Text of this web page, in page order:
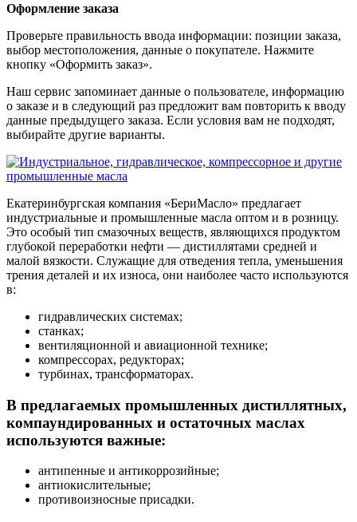
Оформление заказа
Проверьте правильность ввода информации: позиции заказа,
выбор местоположения, данные о покупателе. Нажмите
кнопку «Оформить заказ».
Наш сервис запоминает данные о пользователе, информацию
о заказе и в следующий раз предложит вам повторить к вводу
данные предыдущего заказа. Если условия вам не подходят,
выбирайте другие варианты.
Екатеринбургская компания «БериМасло» предлагает
индустриальные и промышленные масла оптом и в розницу.
Это особый тип смазочных веществ, являющихся продуктом
глубокой переработки нефти — дистиллятами средней и
малой вязкости. Служащие для отведения тепла, уменьшения
трения деталей и их износа, они наиболее часто используются
в:
гидравлических системах;
станках;
вентиляционной и авиационной технике;
компрессорах, редукторах;
турбинах, трансформаторах.
В предлагаемых промышленных дистиллятных,
компаундированных и остаточных маслах
используются важные:
антипенные и антикоррозийные;
антиокислительные;
противоизносные присадки.